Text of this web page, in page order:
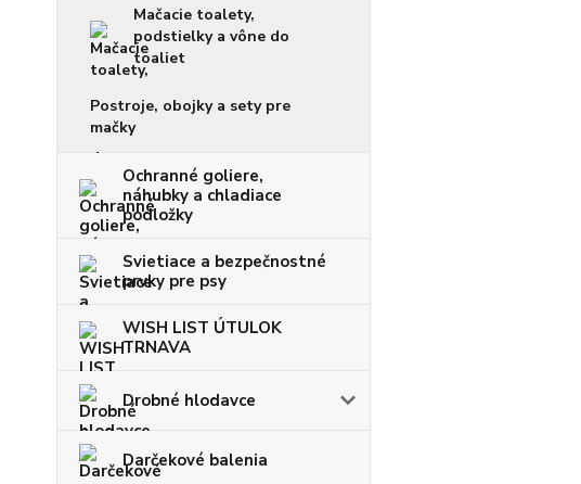
Mačacie toalety,
podstielky a vône do
toaliet
Postroje, obojky a sety pre
mačky
Ochranné goliere,
náhubky a chladiace
podložky
Svietiace a bezpečnostné
prvky pre psy
WISH LIST ÚTULOK
TRNAVA
Drobné hlodavce
Darčekové balenia